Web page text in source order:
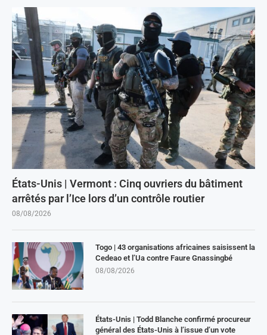
États-Unis | Vermont : Cinq ouvriers du bâtiment
arrêtés par l’Ice lors d’un contrôle routier
08/08/2026
Togo | 43 organisations africaines saisissent la
Cedeao et l’Ua contre Faure Gnassingbé
08/08/2026
États-Unis | Todd Blanche confirmé procureur
général des États-Unis à l’issue d’un vote